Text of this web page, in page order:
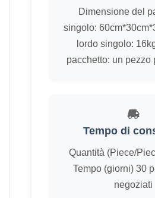
Dimensione del
singolo:
lordo singolo:
pacchetto: un pezzo
Tempo di
Quantità (Piece/
Tempo (giorni) 30
negoziati